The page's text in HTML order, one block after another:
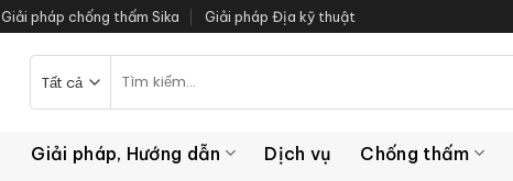
Giải pháp chống thấm Sika Giải pháp Địa kỹ thuật
kiếm:
Giải pháp, Hướng dẫn Dịch vụ Chống thấm